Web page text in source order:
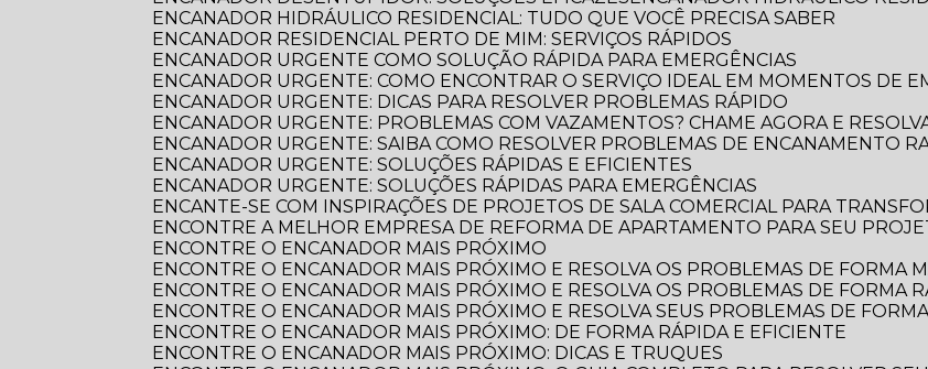
ENCANADOR HIDRÁULICO RESIDENCIAL: TUDO QUE VOCÊ PRECISA SABER
ENCANADOR RESIDENCIAL PERTO DE MIM: SERVIÇOS RÁPIDOS
ENCANADOR URGENTE COMO SOLUÇÃO RÁPIDA PARA EMERGÊNCIAS
ENCANADOR URGENTE: COMO ENCONTRAR O SERVIÇO IDEAL EM MOMENTOS DE
ENCANADOR URGENTE: DICAS PARA RESOLVER PROBLEMAS RÁPIDO
ENCANADOR URGENTE: PROBLEMAS COM VAZAMENTOS? CHAME AGORA E
ENCANADOR URGENTE: SAIBA COMO RESOLVER PROBLEMAS DE ENCANAMENTO
ENCANADOR URGENTE: SOLUÇÕES RÁPIDAS E EFICIENTES
ENCANADOR URGENTE: SOLUÇÕES RÁPIDAS PARA EMERGÊNCIAS
ENCANTE-SE COM INSPIRAÇÕES DE PROJETOS DE SALA COMERCIAL PARA
ENCONTRE A MELHOR EMPRESA DE REFORMA DE APARTAMENTO PARA SEU
ENCONTRE O ENCANADOR MAIS PRÓXIMO
ENCONTRE O ENCANADOR MAIS PRÓXIMO E RESOLVA OS PROBLEMAS DE FORMA
ENCONTRE O ENCANADOR MAIS PRÓXIMO E RESOLVA OS PROBLEMAS DE FORMA
ENCONTRE O ENCANADOR MAIS PRÓXIMO E RESOLVA SEUS PROBLEMAS DE
ENCONTRE O ENCANADOR MAIS PRÓXIMO: DE FORMA RÁPIDA E EFICIENTE
ENCONTRE O ENCANADOR MAIS PRÓXIMO: DICAS E TRUQUES